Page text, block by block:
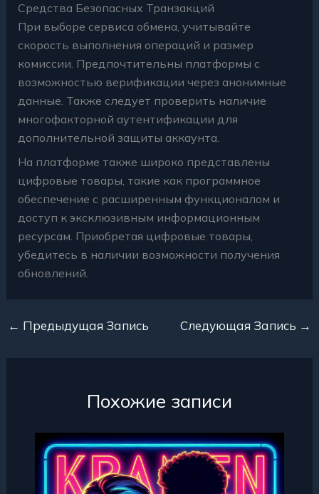
Средства Безопасных Транзакций
При выборе сервиса обмена, учитывайте
скорость выполнения операций и размер
комиссии. Предпочтительны платформы с
возможностью верификации через анонимные
данные. Также следует проверить наличие
многофакторной аутентификации для
дополнительной защиты аккаунта.
На платформе также широко представлены
цифровые товары, такие как программное
обеспечение с расширенным функционалом и
доступ к эксклюзивным информационным
ресурсам. Приобретая цифровые товары,
убедитесь в наличии возможности получения
обновлений.
← Предыдущая Запись Следующая Запись →
Похожие записи